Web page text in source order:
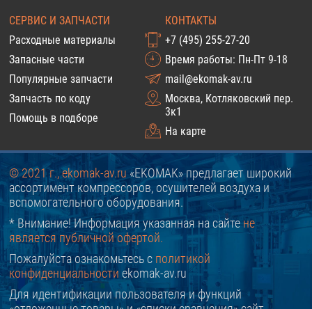
СЕРВИС И ЗАПЧАСТИ
Расходные материалы
Запасные части
Популярные запчасти
Запчасть по коду
Помощь в подборе
КОНТАКТЫ
+7 (495) 255-27-20
Время работы: Пн-Пт 9-18
mail@ekomak-av.ru
Москва, Котляковский пер.
3к1
На карте
© 2021 г., ekomak-av.ru «EKOMAK» предлагает широкий
ассортимент компрессоров, осушителей воздуха и
вспомогательного оборудования.
* Внимание! Информация указанная на сайтене
является публичной офертой.
Пожалуйста ознакомьтесь с политикой
конфиденциальности ekomak-av.ru
Для идентификации пользователя и функций